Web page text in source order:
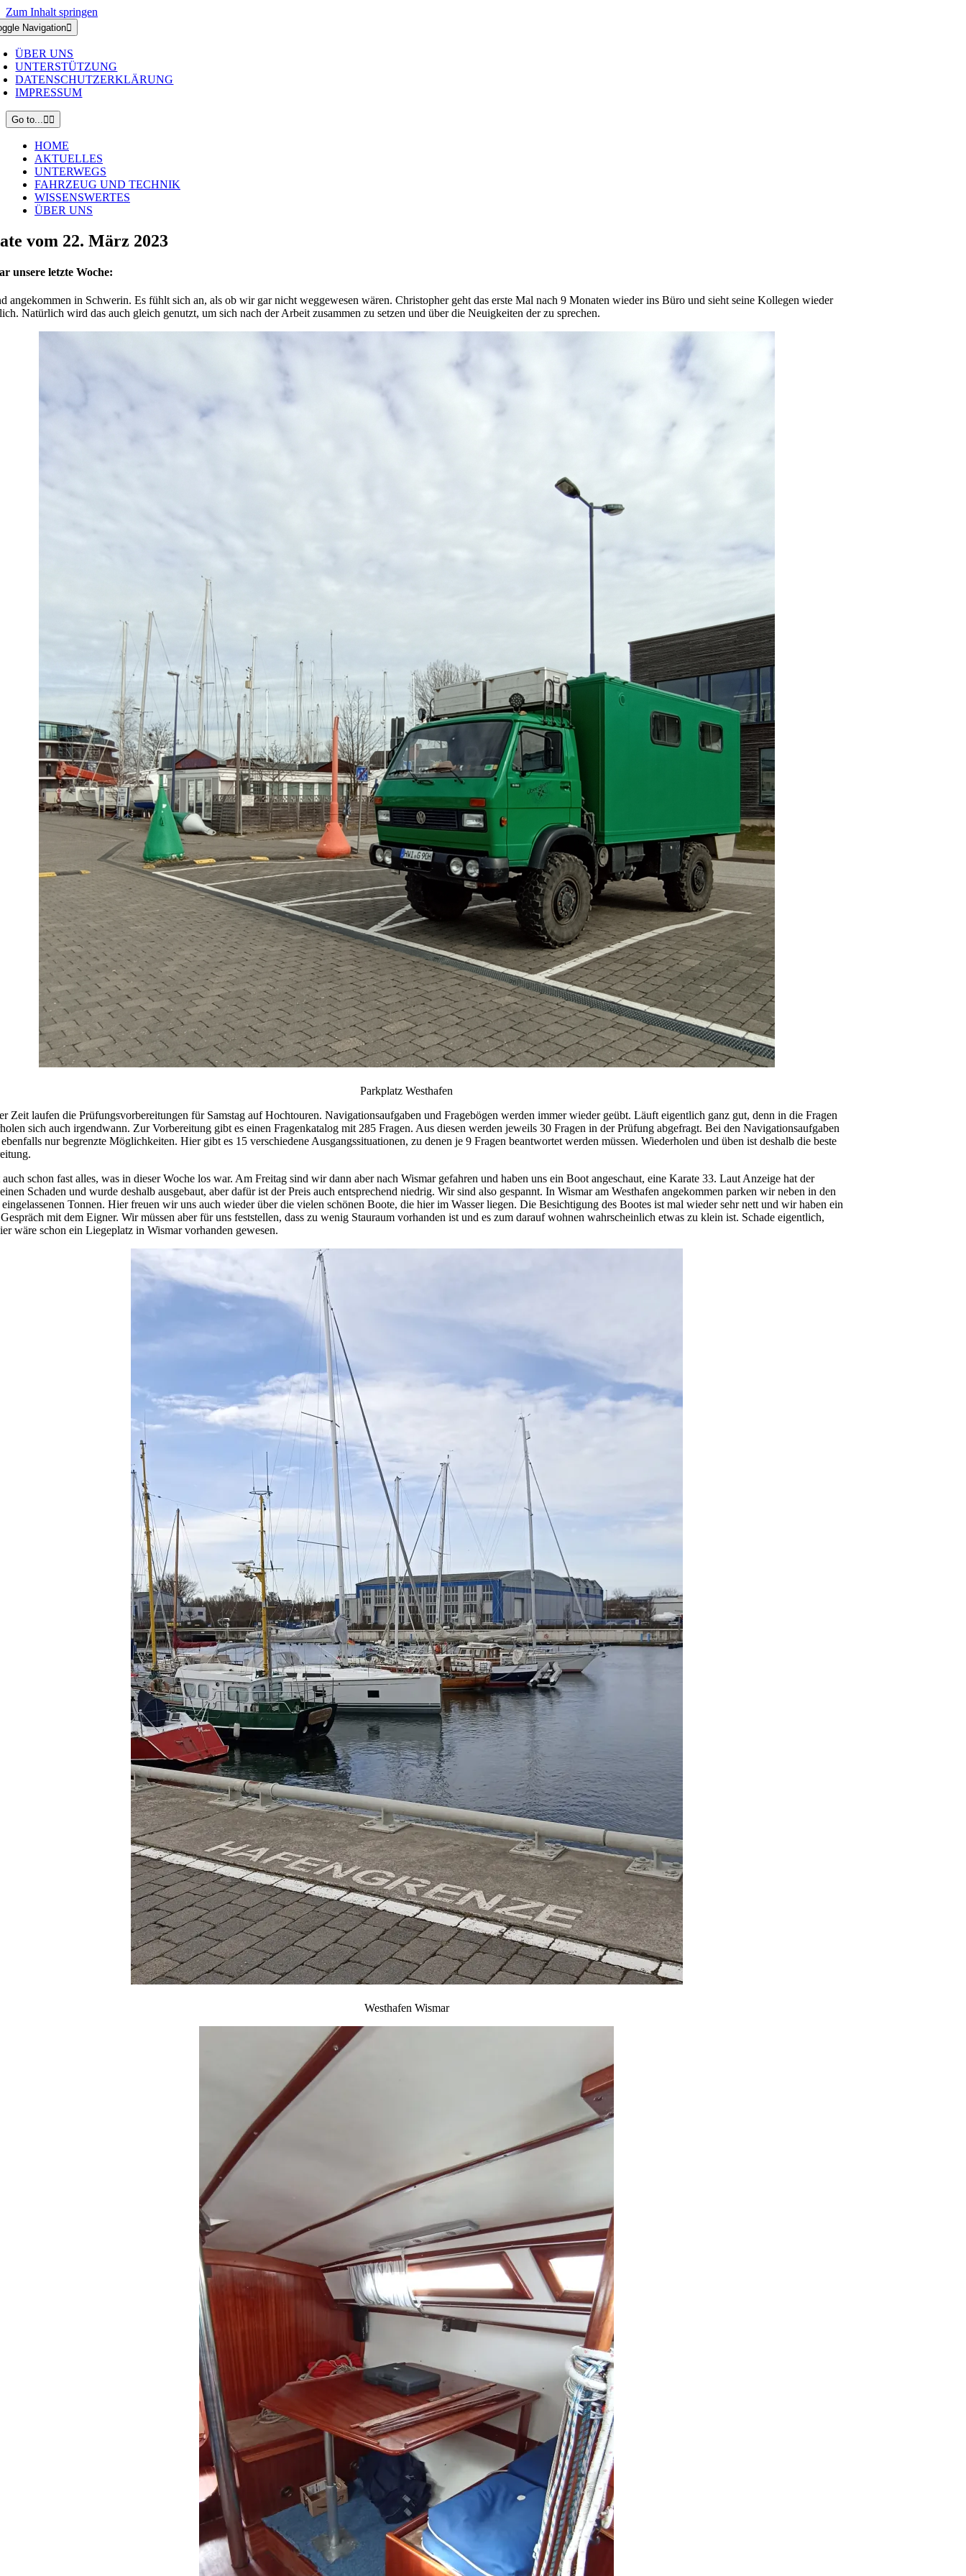
Zum Inhalt springen
Navigation
ÜBER UNS
UNTERSTÜTZUNG
DATENSCHUTZERKLÄRUNG
IMPRESSUM
Go to...
HOME
AKTUELLES
UNTERWEGS
FAHRZEUG UND TECHNIK
WISSENSWERTES
ÜBER UNS
vom 22. März 2023
unsere letzte Woche:
angekommen in Schwerin. Es fühlt sich an, als ob wir gar nicht weggewesen wären. Christopher geht das erste Mal nach 9 Monaten wieder ins Büro und sieht seine Kollegen wieder
Natürlich wird das auch gleich genutzt, um sich nach der Arbeit zusammen zu setzen und über die Neuigkeiten der zu sprechen.
Parkplatz Westhafen
Zeit laufen die Prüfungsvorbereitungen für Samstag auf Hochtouren. Navigationsaufgaben und Fragebögen werden immer wieder geübt. Läuft eigentlich ganz gut, denn in die Fragen
sich auch irgendwann. Zur Vorbereitung gibt es einen Fragenkatalog mit 285 Fragen. Aus diesen werden jeweils 30 Fragen in der Prüfung abgefragt. Bei den Navigationsaufgaben
nur begrenzte Möglichkeiten. Hier gibt es 15 verschiedene Ausgangssituationen, zu denen je 9 Fragen beantwortet werden müssen. Wiederholen und üben ist deshalb die beste
auch schon fast alles, was in dieser Woche los war. Am Freitag sind wir dann aber nach Wismar gefahren und haben uns ein Boot angeschaut, eine Karate 33. Laut Anzeige hat der
Schaden und wurde deshalb ausgebaut, aber dafür ist der Preis auch entsprechend niedrig. Wir sind also gespannt. In Wismar am Westhafen angekommen parken wir neben in den
Tonnen. Hier freuen wir uns auch wieder über die vielen schönen Boote, die hier im Wasser liegen. Die Besichtigung des Bootes ist mal wieder sehr nett und wir haben ein
mit dem Eigner. Wir müssen aber für uns feststellen, dass zu wenig Stauraum vorhanden ist und es zum darauf wohnen wahrscheinlich etwas zu klein ist. Schade eigentlich,
wäre schon ein Liegeplatz in Wismar vorhanden gewesen.
Westhafen Wismar